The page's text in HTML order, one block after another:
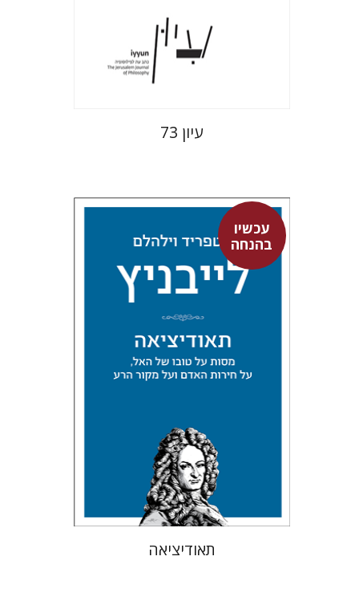
הנחת אתר ספר מודפס
$31
$28
עיון 73
עכשיו
בהנחה
גוטפריד וילהלם לייבניץ
אלחנן יקירה
עכשיו בהנחה
$46
$34
תאודיציאה